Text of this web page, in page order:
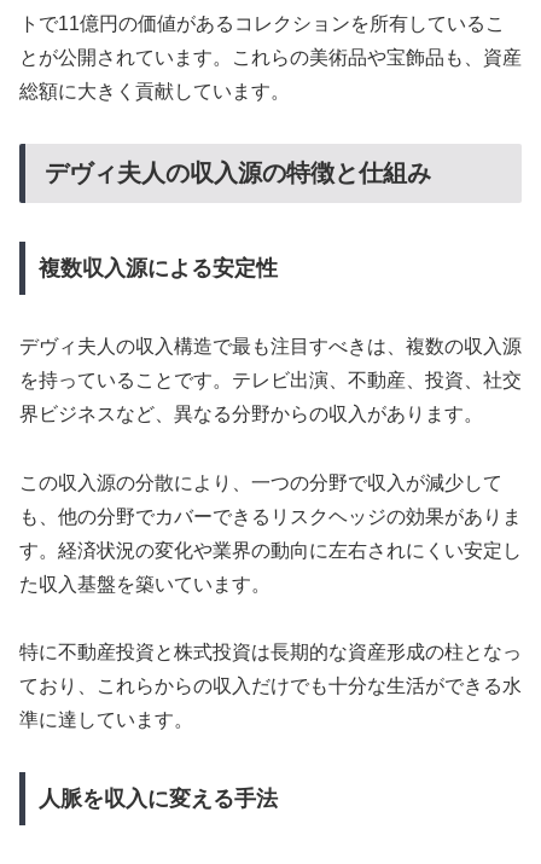
トで11億円の価値があるコレクションを所有しているこ
とが公開されています。これらの美術品や宝飾品も、資産
総額に大きく貢献しています。
デヴィ夫人の収入源の特徴と仕組み
複数収入源による安定性
デヴィ夫人の収入構造で最も注目すべきは、複数の収入源
を持っていることです。テレビ出演、不動産、投資、社交
界ビジネスなど、異なる分野からの収入があります。
この収入源の分散により、一つの分野で収入が減少して
も、他の分野でカバーできるリスクヘッジの効果がありま
す。経済状況の変化や業界の動向に左右されにくい安定し
た収入基盤を築いています。
特に不動産投資と株式投資は長期的な資産形成の柱となっ
ており、これらからの収入だけでも十分な生活ができる水
準に達しています。
人脈を収入に変える手法